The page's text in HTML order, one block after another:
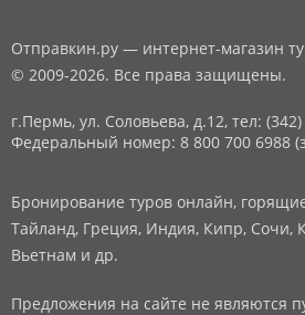
Отправкин.ру — интернет-магазин
© 2009-2026. Все права защищены.
г.Пермь, ул. Соловьева, д.12, тел:
Федеральный номер: 8 800 700 6988
Бронирование туров онлайн,
Тайланд, Греция, Индия, Кипр, Сочи,
Вьетнам и др.
Предложения на сайте не являются